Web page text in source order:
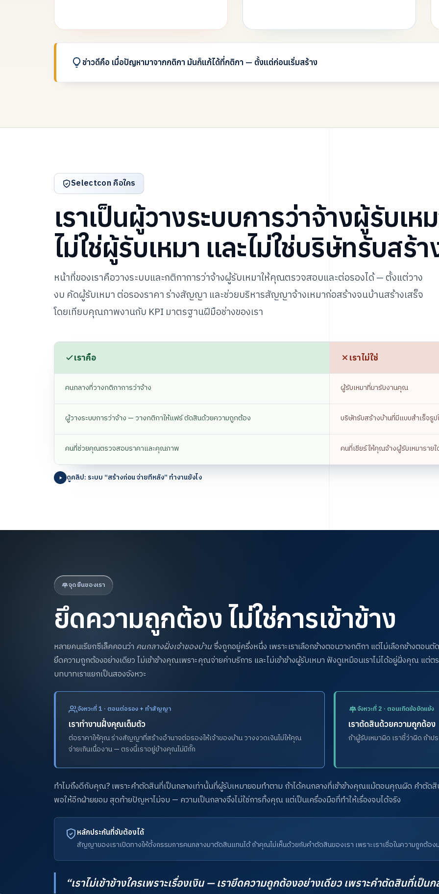
ข่าวดีคือ เมื่อปัญหามาจากกติกา มันก็แก้ได้ที่กติกา — ตั้งแต่ก่อนเริ่มสร้าง
Selectcon คือใคร
เราเป็นผู้วางระบบการว่าจ้างผู้รับเห
ไม่ใช่ผู้รับเหมา และไม่ใช่บริษัทรับสร้
หน้าที่ของเราคือวางระบบและกติกาการว่าจ้างผู้รับเหมาให้คุณตรวจสอบและต่อรองได้ — ตั้งแต่วาง
งบ คัดผู้รับเหมา ต่อรองราคา ร่างสัญญา และช่วยบริหารสัญญาจ้างเหมาก่อสร้างจนบ้านสร้างเสร็จ
โดยเทียบคุณภาพงานกับ KPI มาตรฐานฝีมือช่างของเรา
เราคือ
คนกลางที่วางกติกาการว่าจ้าง
ผู้วางระบบการว่าจ้าง — วางกติกาให้แฟร์ ตัดสินด้วยความถูกต้อง
คนที่ช่วยคุณตรวจสอบราคาและคุณภาพ
เราไม่ใช่
ผู้รับเหมาที่มารับงานคุณ
บริษัทรับสร้างบ้านที่มีแบบสำเร็จรูป
คนที่เชียร์ให้คุณจ้างผู้รับเหมาราย
ดูคลิป: ระบบ “สร้างก่อน จ่ายทีหลัง” ทำงานยังไง
จุดยืนของเรา
ยึดความถูกต้อง ไม่ใช่การเข้าข้าง
หลายคนเรียกซีเล็คคอนว่า คนกลางฝั่งเจ้าของบ้านซึ่งถูกอยู่ครึ่งหนึ่ง เพราะเราเลือกข้างตอนวางกติกา แต่ไม่เลือกข้างตอน
ยึดความถูกต้องอย่างเดียว ไม่เข้าข้างคุณเพราะคุณจ่ายค่าบริการ และไม่เข้าข้างผู้รับเหมา ฟังดูเหมือนเราไม่ได้อยู่ฝั่งคุณ แต่ต
บทบาทเราแยกเป็นสองจังหวะ
จังหวะที่ 1 · ตอนต่อรอง + ทำสัญญา
เราทำงานฝั่งคุณเต็มตัว
ต่อราคาให้คุณ ร่างสัญญาที่สร้างอำนาจต่อรองให้เจ้าของบ้าน วางงวดเงินไม่ให้คุณ
จ่ายเกินเนื้องาน — ตรงนี้เราอยู่ข้างคุณไม่มีกั๊ก
จังหวะที่ 2 · ตอนเกิดข้อขัดแย้ง
เราตัดสินด้วยความถูกต้อง
ถ้าผู้รับเหมาผิด เราชี้ว่าผิด ถ้าป
ทำไมถึงดีกับคุณ? เพราะคำตัดสินที่เป็นกลางเท่านั้นที่ผู้รับเหมายอมทำตาม ถ้าได้คนกลางที่เข้าข้างคุณแม้ตอนคุณผิด คำตัด
พอให้อีกฝ่ายยอม สุดท้ายปัญหาไม่จบ — ความเป็นกลางจึงไม่ใช่การทิ้งคุณ แต่เป็นเครื่องมือที่ทำให้เรื่องจบได้จริง
หลักประกันที่จับต้องได้
สัญญาของเราเปิดทางให้ตั้งกรรมการคนกลางมาตัดสินแทนได้ ถ้าคุณไม่เห็นด้วยกับคำตัดสินของเรา เพราะเราเชื่อในความถูกต้อ
“เราไม่เข้าข้างใครเพราะเรื่องเงิน — เรายึดความถูกต้องอย่างเดียว เพราะคำตัดสินที่เป็